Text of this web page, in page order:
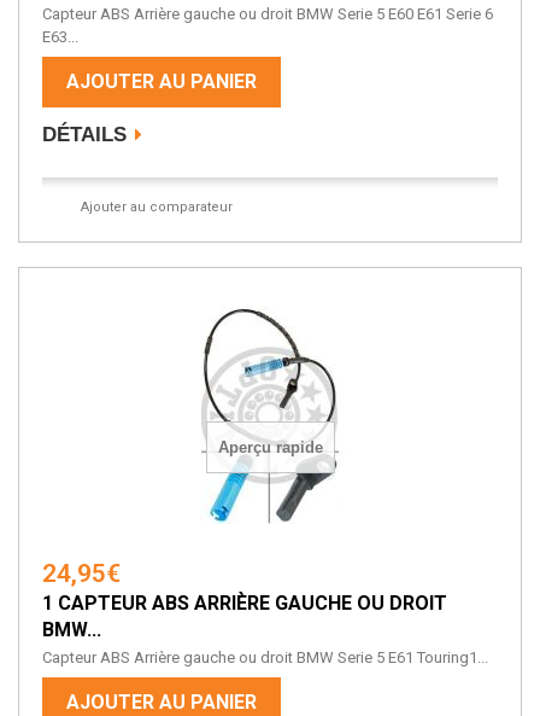
Capteur ABS Arrière gauche ou droit BMW Serie 5 E60 E61 Serie 6
E63...
AJOUTER AU PANIER
DÉTAILS
Ajouter au comparateur
Aperçu rapide
24,95€
1 CAPTEUR ABS ARRIÈRE GAUCHE OU DROIT
BMW...
Capteur ABS Arrière gauche ou droit BMW Serie 5 E61 Touring1...
AJOUTER AU PANIER